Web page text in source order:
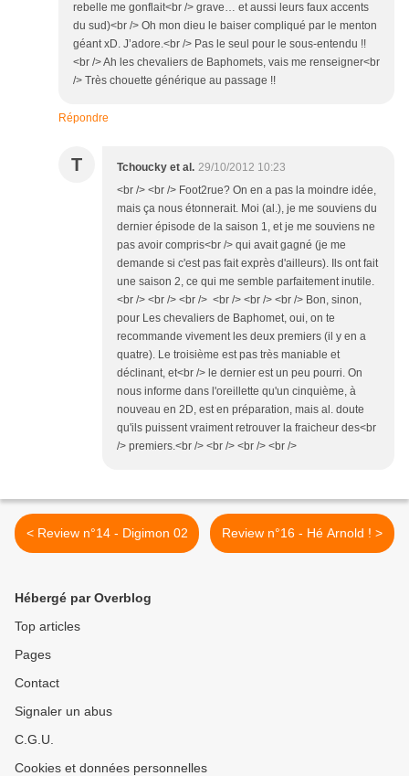
rebelle me gonflait<br /> grave… et aussi leurs faux accents
du sud)<br /> Oh mon dieu le baiser compliqué par le menton
géant xD. J’adore.<br /> Pas le seul pour le sous-entendu !!
<br /> Ah les chevaliers de Baphomets, vais me renseigner<br
/> Très chouette générique au passage !!
Répondre
T Tchoucky et al. 29/10/2012 10:23
<br /> <br /> Foot2rue? On en a pas la moindre idée,
mais ça nous étonnerait. Moi (al.), je me souviens du
dernier épisode de la saison 1, et je me souviens ne
pas avoir compris<br /> qui avait gagné (je me
demande si c'est pas fait exprès d'ailleurs). Ils ont fait
une saison 2, ce qui me semble parfaitement inutile.
<br /> <br /> <br /> <br /> <br /> <br /> Bon, sinon,
pour Les chevaliers de Baphomet, oui, on te
recommande vivement les deux premiers (il y en a
quatre). Le troisième est pas très maniable et
déclinant, et<br /> le dernier est un peu pourri. On
nous informe dans l'oreillette qu'un cinquième, à
nouveau en 2D, est en préparation, mais al. doute
qu'ils puissent vraiment retrouver la fraicheur des<br
/> premiers.<br /> <br /> <br /> <br />
< Review n°14 - Digimon 02 Review n°16 - Hé Arnold ! >
Hébergé par Overblog
Top articles
Pages
Contact
Signaler un abus
C.G.U.
Cookies et données personnelles